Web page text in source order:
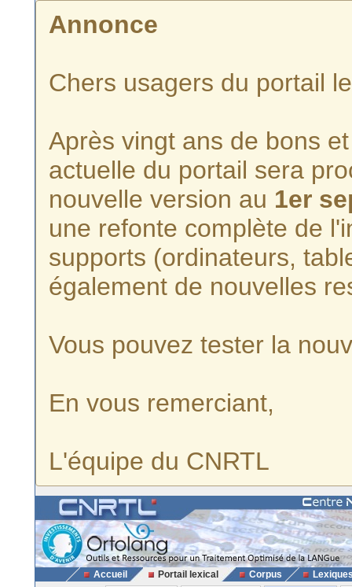
Annonce
Chers usagers du portail
Après vingt ans de bons
actuelle du portail sera
nouvelle version au 1er
une refonte complète de
supports (ordinateurs,
également de nouvelles
Vous pouvez tester la
En vous remerciant,
L'équipe du CNRTL
Accueil Portail lexical Corpus